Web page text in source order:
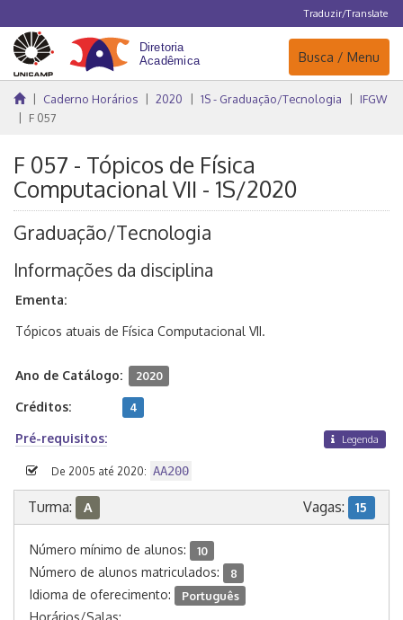
Traduzir/Translate
Navegação
Busca / Menu
Caderno Horários 2020 1S - Graduação/Tecnologia
IFGW
F 057
F 057 - Tópicos de Física
Computacional VII - 1S/2020
Graduação/Tecnologia
Informações da disciplina
Ementa:
Tópicos atuais de Física Computacional VII.
Ano de Catálogo: 2020
Créditos: 4
Pré-requisitos: Legenda
De 2005 até 2020: AA200
Turma: A Vagas: 15
Número mínimo de alunos: 10
Número de alunos matriculados: 8
Idioma de oferecimento: Português